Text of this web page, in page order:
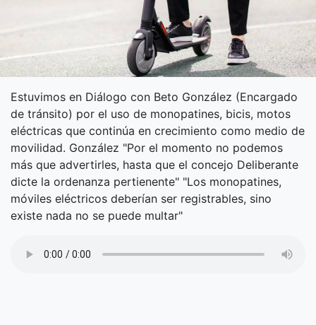
Estuvimos en Diálogo con Beto González (Encargado
de tránsito) por el uso de monopatines, bicis, motos
eléctricas que continúa en crecimiento como medio de
movilidad. González "Por el momento no podemos
más que advertirles, hasta que el concejo Deliberante
dicte la ordenanza pertienente" "Los monopatines,
móviles eléctricos deberían ser registrables, sino
existe nada no se puede multar"